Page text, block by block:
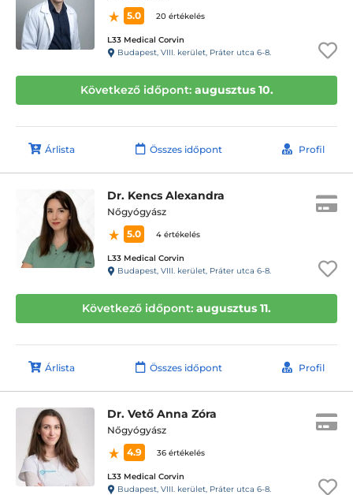
5.0
20 értékelés
L33 Medical Corvin
Budapest, VIII. kerület, Práter utca 6-8.
Következő időpont: augusztus 10.
Árlista Összes időpont Profil
Dr. Kencs Alexandra
Nőgyógyász
5.0
4 értékelés
L33 Medical Corvin
Budapest, VIII. kerület, Práter utca 6-8.
Következő időpont: augusztus 11.
Árlista Összes időpont Profil
Dr. Vető Anna Zóra
Nőgyógyász
4.9
36 értékelés
L33 Medical Corvin
Budapest, VIII. kerület, Práter utca 6-8.